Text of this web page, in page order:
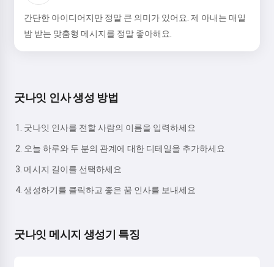
간단한 아이디어지만 정말 큰 의미가 있어요. 제 아내는 매일
밤 받는 맞춤형 메시지를 정말 좋아해요.
굿나잇 인사 생성 방법
굿나잇 인사를 전할 사람의 이름을 입력하세요
오늘 하루와 두 분의 관계에 대한 디테일을 추가하세요
메시지 길이를 선택하세요
생성하기를 클릭하고 좋은 꿈 인사를 보내세요
굿나잇 메시지 생성기 특징